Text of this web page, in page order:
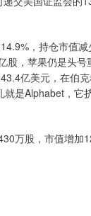
，持仓市值减
股，苹果仍是头
亿美元，在伯
是Alphabet，它
万股，市值增加